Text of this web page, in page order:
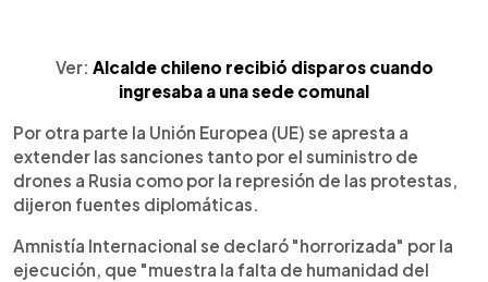
Ver: Alcalde chileno recibió disparos cuando
ingresaba a una sede comunal
Por otra parte la Unión Europea (UE) se apresta a
extender las sanciones tanto por el suministro de
drones a Rusia como por la represión de las protestas,
dijeron fuentes diplomáticas.
Amnistía Internacional se declaró "horrorizada" por la
ejecución, que "muestra la falta de humanidad del